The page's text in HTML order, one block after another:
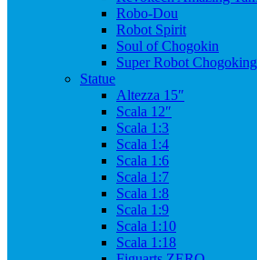
Robo-Dou
Robot Spirit
Soul of Chogokin
Super Robot Chogoking
Statue
Altezza 15″
Scala 12″
Scala 1:3
Scala 1:4
Scala 1:6
Scala 1:7
Scala 1:8
Scala 1:9
Scala 1:10
Scala 1:18